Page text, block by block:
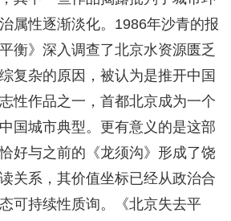
属性逐渐淡化。1986年沙青的报
衡》深入调查了北京水资源匮乏
复杂的原因，被认为是推开中国
性作品之一，首都北京成为一个
国城市典型。更有意义的是这部
好与之前的《龙须沟》形成了饶
关系，其价值坐标已经从政治合
可持续性质询。《北京失去平